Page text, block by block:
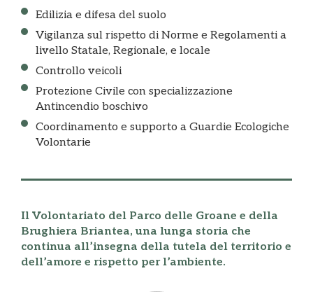
Edilizia e difesa del suolo
Vigilanza sul rispetto di Norme e Regolamenti a
livello Statale, Regionale, e locale
Controllo veicoli
Protezione Civile con specializzazione
Antincendio boschivo
Coordinamento e supporto a Guardie Ecologiche
Volontarie
Il Volontariato del Parco delle Groane e della
Brughiera Briantea, una lunga storia che
continua all’insegna della tutela del territorio e
dell’amore e rispetto per l’ambiente.